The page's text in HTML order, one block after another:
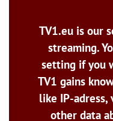
TV1.eu is our
streaming.
setting if you
TV1 gains
like IP-
other data